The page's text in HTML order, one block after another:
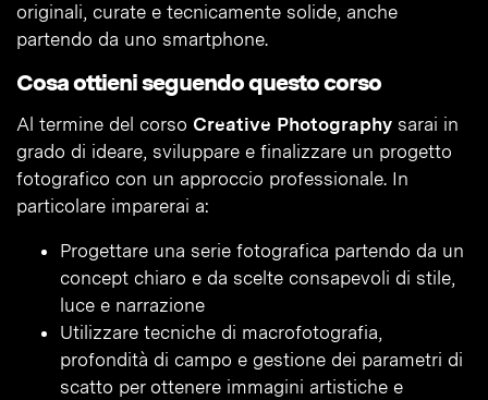
originali, curate e tecnicamente solide, anche
partendo da uno smartphone.
Cosa ottieni seguendo questo corso
Al termine del corso Creative Photography sarai in
grado di ideare, sviluppare e finalizzare un progetto
fotografico con un approccio professionale. In
particolare imparerai a:
Progettare una serie fotografica partendo da un
concept chiaro e da scelte consapevoli di stile,
luce e narrazione
Utilizzare tecniche di macrofotografia,
profondità di campo e gestione dei parametri di
scatto per ottenere immagini artistiche e